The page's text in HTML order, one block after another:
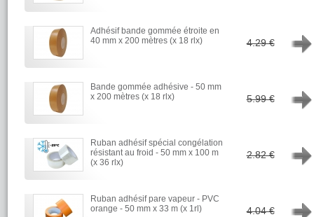
Adhésif bande gommée étroite en
40 mm x 200 mètres (x 18 rlx)
4.29 €
Bande gommée adhésive - 50 mm
x 200 mètres (x 18 rlx)
5.99 €
Ruban adhésif spécial congélation
résistant au froid - 50 mm x 100 m
(x 36 rlx)
2.82 €
Ruban adhésif pare vapeur - PVC
orange - 50 mm x 33 m (x 1rl)
4.04 €